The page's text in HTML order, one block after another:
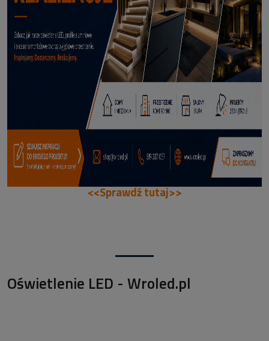
114,50 zł
DODAJ DO KOSZYKA
<<Sprawdź tutaj>>
Oświetlenie LED - Wroled.pl